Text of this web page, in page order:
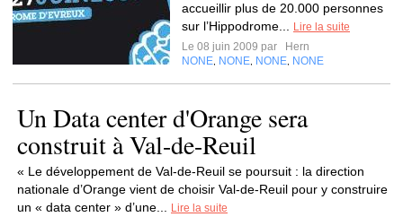
accueillir plus de 20.000 personnes
sur l’Hippodrome...
Lire la suite
Le 08 juin 2009 par
Hern
NONE NONE NONE NONE
Un Data center d'Orange sera
construit à Val-de-Reuil
« Le développement de Val-de-Reuil se poursuit : la direction
nationale d’Orange vient de choisir Val-de-Reuil pour y construire
un « data center » d’une...
Lire la suite